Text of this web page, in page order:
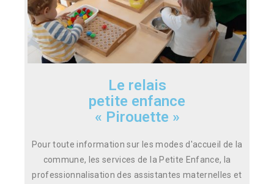
Le relais
petite enfance
« Pirouette »
Pour toute information sur les modes d'accueil de la
commune, les services de la Petite Enfance, la
professionnalisation des assistantes maternelles et